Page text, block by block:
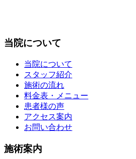
当院について
当院について
スタッフ紹介
施術の流れ
料金表・メニュー
患者様の声
アクセス案内
お問い合わせ
施術案内